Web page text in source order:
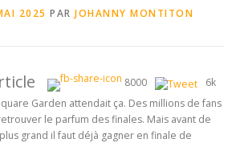
2025 PAR JOHANNY MONTITON
8000
6k
Garden attendait ça. Des millions de fans
le parfum des finales. Mais avant de
grand il faut déjà gagner en finale de